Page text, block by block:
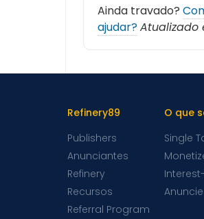
Ainda travado?
ajudar?Atualizado
Refinery89
Publishers
Anunciantes
Refinery
Recursos
Referral Program
O que
Single